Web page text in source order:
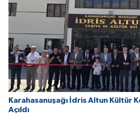
Karahasanuşağı İdris Altun Kültür
Açıldı